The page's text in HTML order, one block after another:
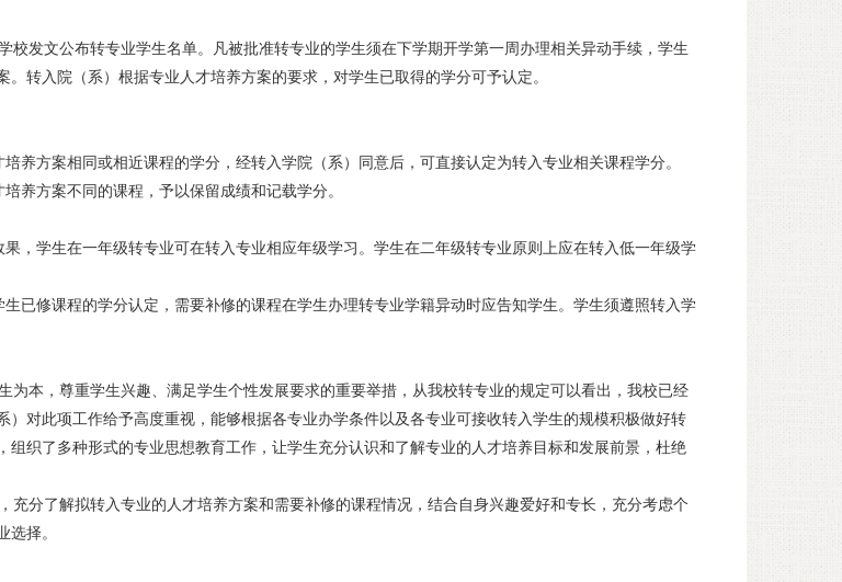
发文公布转专业学生名单。凡被批准转专业的学生须在下学期开学第一周办理相关异动手续，学生
。转入院（系）根据专业人才培养方案的要求，对学生已取得的学分可予认定。
养方案相同或相近课程的学分，经转入学院（系）同意后，可直接认定为转入专业相关课程学分。
养方案不同的课程，予以保留成绩和记载学分。
，学生在一年级转专业可在转入专业相应年级学习。学生在二年级转专业原则上应在转入低一年级学
已修课程的学分认定，需要补修的课程在学生办理转专业学籍异动时应告知学生。学生须遵照转入学
本，尊重学生兴趣、满足学生个性发展要求的重要举措，从我校转专业的规定可以看出，我校已经
）对此项工作给予高度重视，能够根据各专业办学条件以及各专业可接收转入学生的规模积极做好转
组织了多种形式的专业思想教育工作，让学生充分认识和了解专业的人才培养目标和发展前景，杜绝
分了解拟转入专业的人才培养方案和需要补修的课程情况，结合自身兴趣爱好和专长，充分考虑个
选择。